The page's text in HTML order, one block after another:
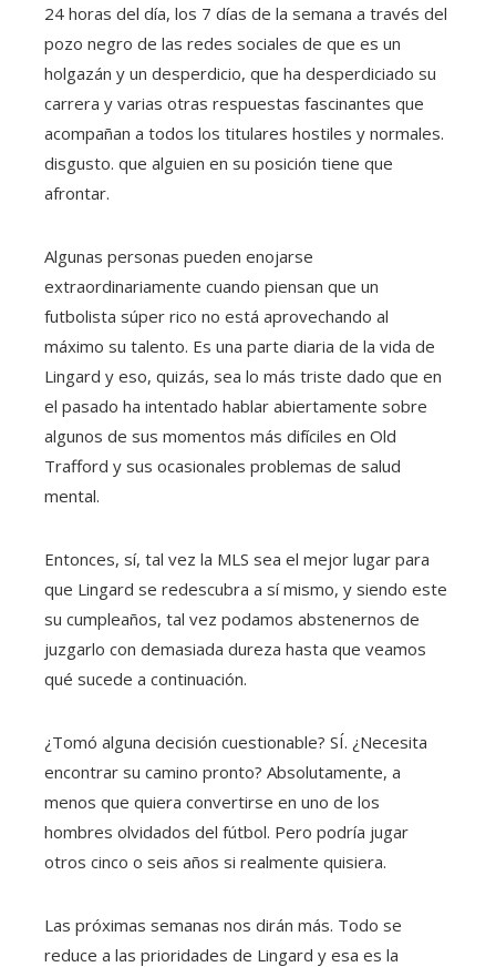
24 horas del día, los 7 días de la semana a través del
pozo negro de las redes sociales de que es un
holgazán y un desperdicio, que ha desperdiciado su
carrera y varias otras respuestas fascinantes que
acompañan a todos los titulares hostiles y normales.
disgusto. que alguien en su posición tiene que
afrontar.
Algunas personas pueden enojarse
extraordinariamente cuando piensan que un
futbolista súper rico no está aprovechando al
máximo su talento. Es una parte diaria de la vida de
Lingard y eso, quizás, sea lo más triste dado que en
el pasado ha intentado hablar abiertamente sobre
algunos de sus momentos más difíciles en Old
Trafford y sus ocasionales problemas de salud
mental.
Entonces, sí, tal vez la MLS sea el mejor lugar para
que Lingard se redescubra a sí mismo, y siendo este
su cumpleaños, tal vez podamos abstenernos de
juzgarlo con demasiada dureza hasta que veamos
qué sucede a continuación.
¿Tomó alguna decisión cuestionable? SÍ. ¿Necesita
encontrar su camino pronto? Absolutamente, a
menos que quiera convertirse en uno de los
hombres olvidados del fútbol. Pero podría jugar
otros cinco o seis años si realmente quisiera.
Las próximas semanas nos dirán más. Todo se
reduce a las prioridades de Lingard y esa es la